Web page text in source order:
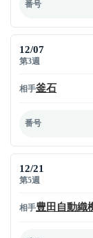
番号
12/07
第3週
相手釜石
番号
12/21
第5週
相手豊田自動織